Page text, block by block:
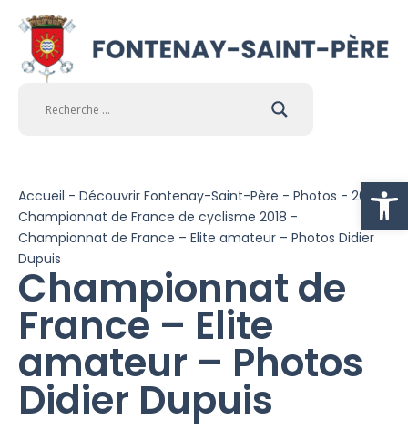
Ouvrir
Accueil - Découvrir Fontenay-Saint-Père - Photos - 2018-
Championnat de France de cyclisme 2018 -
Championnat de France – Elite amateur – Photos Didier
Dupuis
Championnat de
France – Elite
amateur – Photos
Didier Dupuis